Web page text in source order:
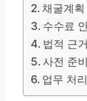
채굴계
수수료
법적 근거
사전 준
업무 처